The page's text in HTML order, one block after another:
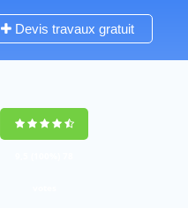
Devis travaux gratuit